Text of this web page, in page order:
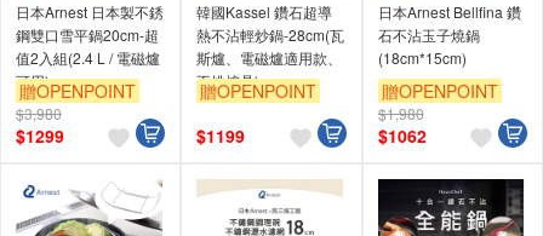
日本Arnest 日本製不銹
鋼雙口雪平鍋20cm-超
值2入組(2.4 L / 電磁爐
可用)
贈OPENPOINT
$3,980
$1299
韓國Kassel 鑽石超導
熱不沾輕炒鍋-28cm(瓦
斯爐、電磁爐適用款、
不挑爐具)
贈OPENPOINT
$1199
日本Arnest Bellfina 鑽
石不沾玉子燒鍋
(18cm*15cm)
贈OPENPOINT
$1,980
$1062